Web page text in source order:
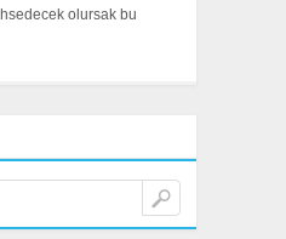
olursak bu